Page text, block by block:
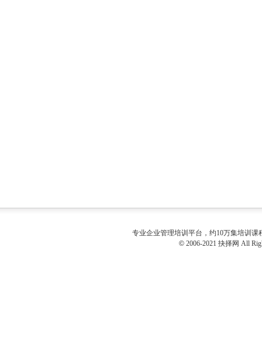
专业企业管理培训 平台，约10万集培训课
© 2006-2021 抉择网 All